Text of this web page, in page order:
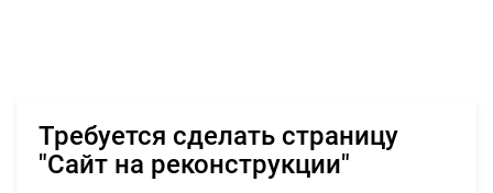
Требуется сделать страницу
"Сайт на реконструкции"